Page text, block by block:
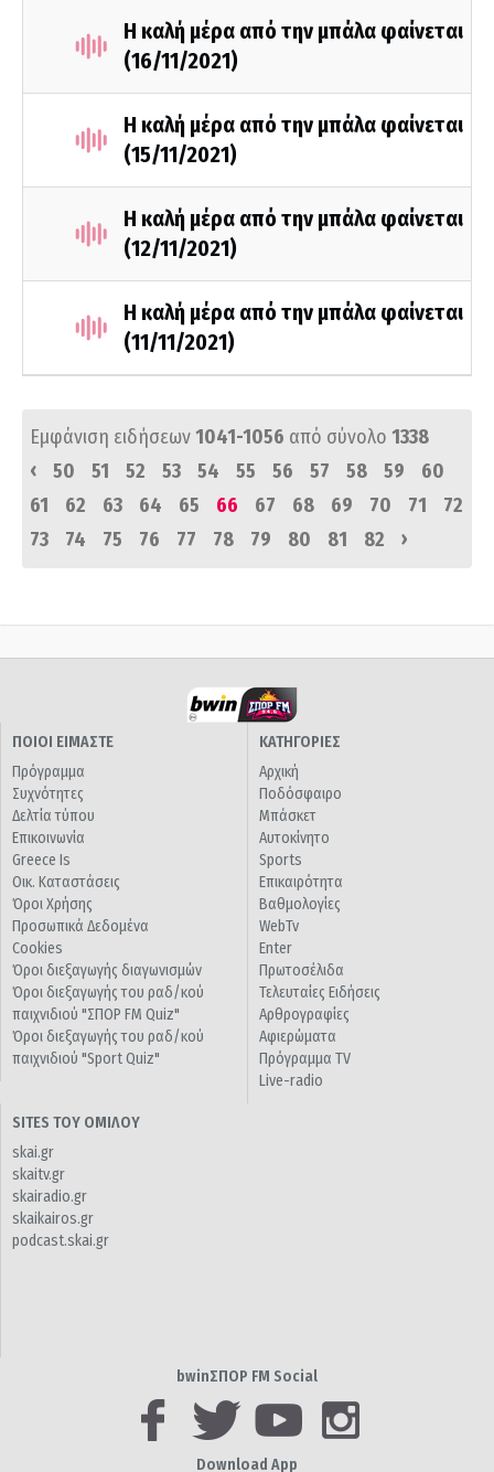
Η καλή μέρα από την μπάλα φαίνεται
(16/11/2021)
Η καλή μέρα από την μπάλα φαίνεται
(15/11/2021)
Η καλή μέρα από την μπάλα φαίνεται
(12/11/2021)
Η καλή μέρα από την μπάλα φαίνεται
(11/11/2021)
Εμφάνιση ειδήσεων1041-1056 από σύνολο 1338
‹
50 51 52 53 54 55 56 57 58 59
60
61
62 63 64 65 66 67 68 69 70 71
72
73
74 75 76 77 78 79 80 81 82 ›
ΠΟΙΟΙ ΕΙΜΑΣΤΕ
Πρόγραμμα
Συχνότητες
Δελτία τύπου
Επικοινωνία
Greece Is
Οικ. Καταστάσεις
Όροι Χρήσης
Προσωπικά Δεδομένα
Cookies
Όροι διεξαγωγής διαγωνισμών
Όροι διεξαγωγής του ραδ/κού
παιχνιδιού "ΣΠΟΡ FM Quiz"
Όροι διεξαγωγής του ραδ/κού
παιχνιδιού "Sport Quiz"
ΚΑΤΗΓΟΡΙΕΣ
Αρχική
Ποδόσφαιρο
Μπάσκετ
Αυτοκίνητο
Sports
Επικαιρότητα
Βαθμολογίες
WebTv
Enter
Πρωτοσέλιδα
Τελευταίες Ειδήσεις
Αρθρογραφίες
Αφιερώματα
Πρόγραμμα TV
Live-radio
SITES ΤΟΥ ΟΜΙΛΟΥ
skai.gr
skaitv.gr
skairadio.gr
skaikairos.gr
podcast.skai.gr
bwinΣΠΟΡ FM Social
Download App